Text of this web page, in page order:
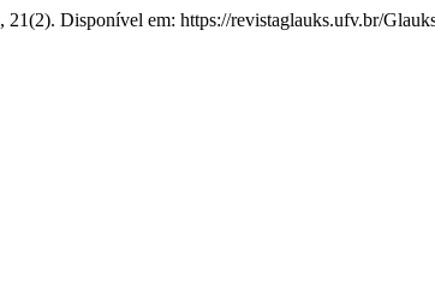
, 21(2). Disponível em: https://revistaglauks.ufv.br/